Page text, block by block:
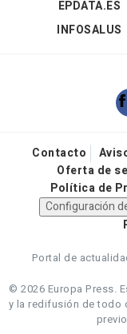
EPDATA.ES
INFOSALUS
Contacto
Oferta de
Política de
Configuración
Portal de
© 2026 Europa Press.
y la redifusión de todo